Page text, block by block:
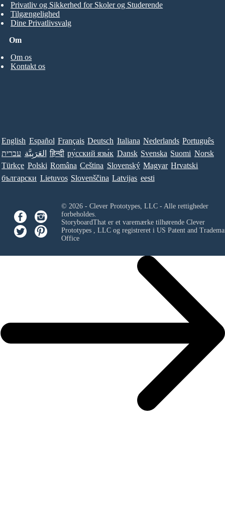
Om
Om os
Kontakt os
Privatliv og Sikkerhed for Skoler og Studerende
Tilgængelighed
Dine Privatlivsvalg
English Español Français Deutsch Italiana Nederlands Português
עברית العَرَبِيَّة हिन्दी ру́сский язы́к Dansk Svenska Suomi Norsk
Türkçe Polski Româna Ceština Slovenský Magyar Hrvatski
български Lietuvos Slovenščina Latvijas eesti
© 2026 - Clever Prototypes, LLC - Alle rettigheder
forbeholdes.
StoryboardThat er et varemærke tilhørende Clever
Prototypes , LLCog registreret i US Patent and
Office